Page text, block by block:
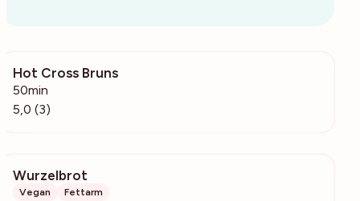
Hot Cross Bruns
50min
5,0 (3)
Wurzelbrot
Vegan Fettarm